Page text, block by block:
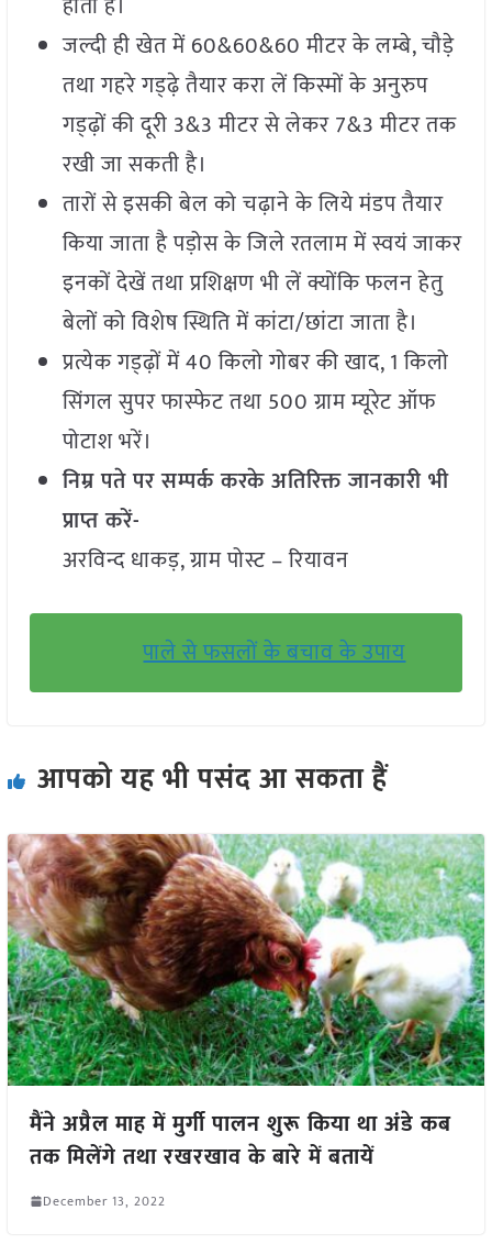
जल्दी ही खेत में 60&60&60 मीटर के लम्बे, चौड़े
तथा गहरे गड्ढ़े तैयार करा लें किस्मों के अनुरुप
गड्ढ़ों की दूरी 3&3 मीटर से लेकर 7&3 मीटर तक
रखी जा सकती है।
तारों से इसकी बेल को चढ़ाने के लिये मंडप तैयार
किया जाता है पड़ोस के जिले रतलाम में स्वयं जाकर
इनकों देखें तथा प्रशिक्षण भी लें क्योंकि फलन हेतु
बेलों को विशेष स्थिति में कांटा/छांटा जाता है।
प्रत्येक गड्ढ़ों में 40 किलो गोबर की खाद, 1 किलो
सिंगल सुपर फास्फेट तथा 500 ग्राम म्यूरेट ऑफ
पोटाश भरें।
निम्र पते पर सम्पर्क करके अतिरिक्त जानकारी भी
प्राप्त करें-
अरविन्द धाकड़, ग्राम पोस्ट – रियावन
पाले से फसलों के बचाव के उपाय
आपको यह भी पसंद आ सकता हैं
मैंने अप्रैल माह में मुर्गी पालन शुरू किया था अंडे कब
तक मिलेंगे तथा रखरखाव के बारे में बतायें
December 13, 2022